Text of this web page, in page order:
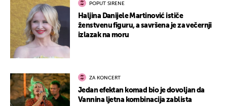
POPUT SIRENE
Haljina Danijele Martinović ističe
ženstvenu figuru, a savršena je za večernji
izlazak na moru
ZA KONCERT
Jedan efektan komad bio je dovoljan da
Vannina ljetna kombinacija zablista